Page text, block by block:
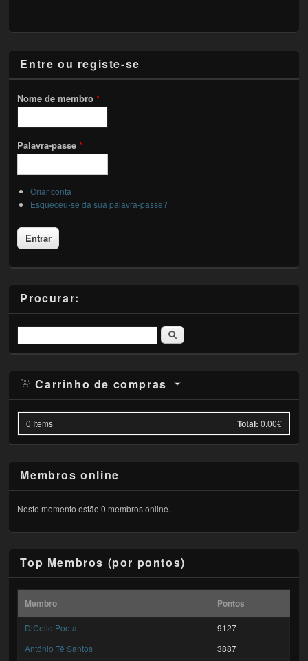
Entre ou registe-se
Nome de membro*
Palavra-passe*
Criar conta
Esqueceu-se da sua palavra-passe?
Procurar:
Pesquisar
Carrinho de compras
0 Items Total: 0.00€
Membros online
Neste momento estão 0 membros online.
Top Membros (por pontos)
Membro Pontos
DiCello Poeta
9127
António Tê Santos
3887